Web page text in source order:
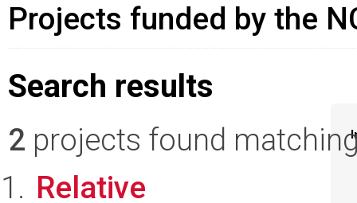
Projects funded by the
Search results
2 projects found
Relative